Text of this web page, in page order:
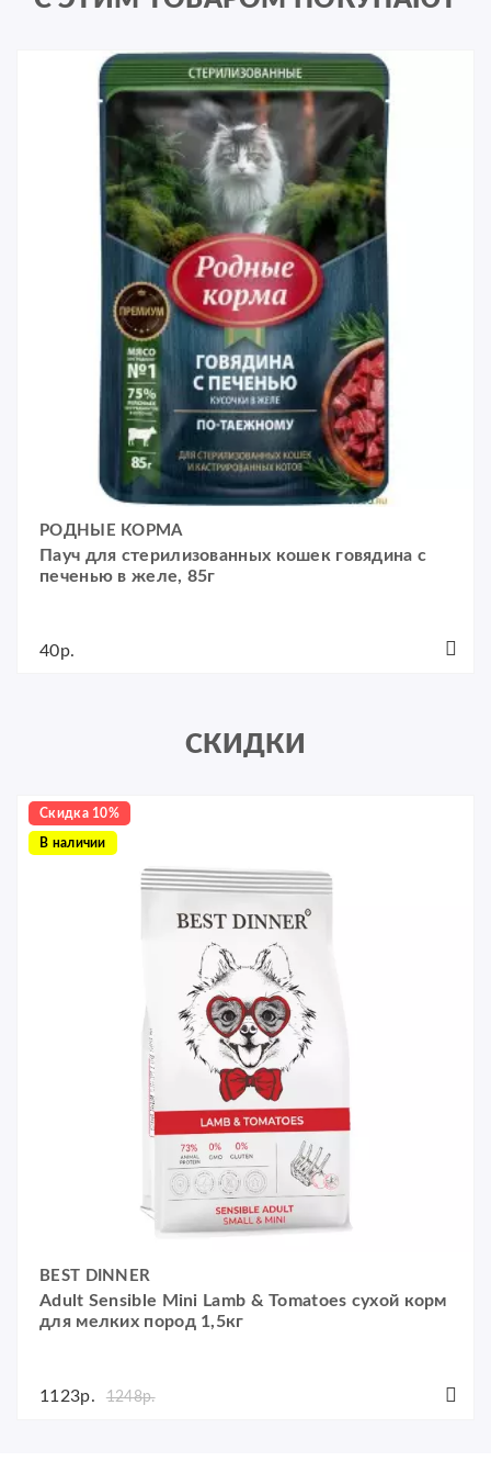
РОДНЫЕ КОРМА
Пауч для стерилизованных кошек говядина с
печенью в желе, 85г
40р.
СКИДКИ
Скидка 10%
В наличии
BEST DINNER
Adult Sensible Mini Lamb & Tomatoes сухой корм
для мелких пород 1,5кг
1123р. 1248р.